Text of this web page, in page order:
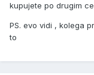
kupujete po drugim
PS. evo vidi , kolega
to